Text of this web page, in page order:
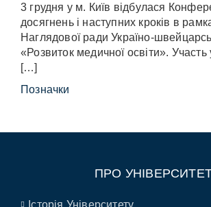
3 грудня у м. Київ відбулася
досягнень і наступних кроків в
Наглядової ради Україно-
«Розвиток медичної освіти». Участь
[…]
Позначки
ПРО
Історія Університету